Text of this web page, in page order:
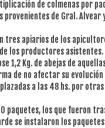
de colmenas por
de Gral. Alvear
tres apiarios de los
los productores asistentes.
1,2 Kg. de abejas de
de no afectar su
a las 48 hs. por
paquetes, los que fueron
se instalaron los